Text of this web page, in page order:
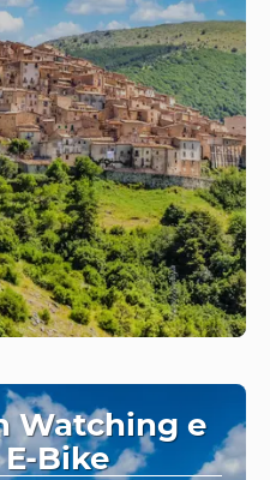
Watching e
Bike